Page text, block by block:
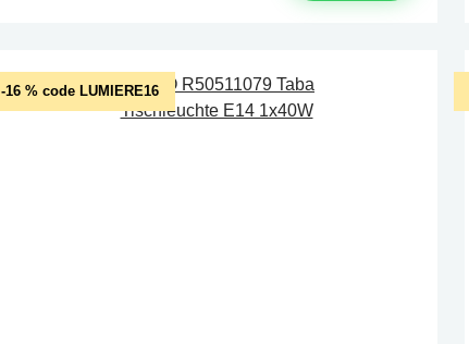
-16 % code LUMIERE16